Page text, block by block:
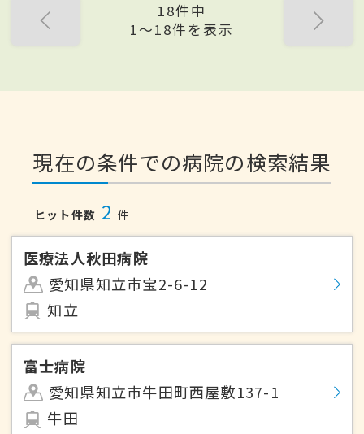
18件中
1〜18件を表示
現在の条件での病院の検索結果
ヒット件数 2 件
医療法人秋田病院
愛知県知立市宝2-6-12
知立
富士病院
愛知県知立市牛田町西屋敷137-1
牛田